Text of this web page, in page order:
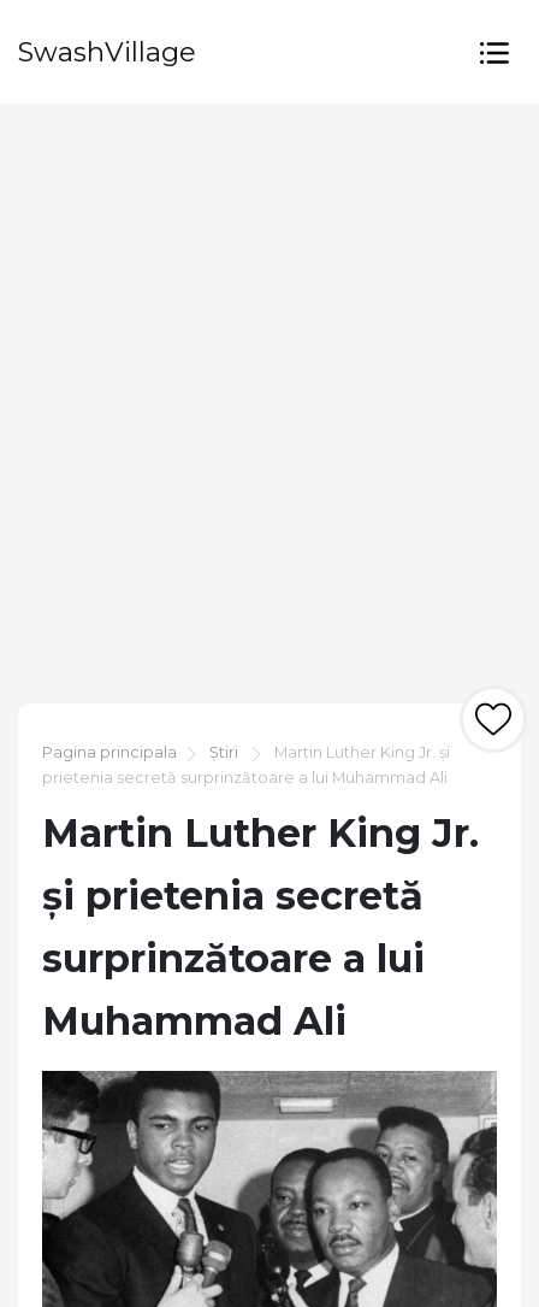
SwashVillage
Pagina principala Știri
Martin Luther King Jr. și
prietenia secretă surprinzătoare a lui Muhammad Ali
Martin Luther King Jr.
și prietenia secretă
surprinzătoare a lui
Muhammad Ali